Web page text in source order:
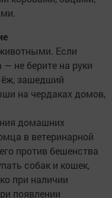
Если
— не берите на руки
зашедший
на чердаках домов,
домашних
в ветеринарной
против бешенства
собак и кошек,
при наличии
появлении